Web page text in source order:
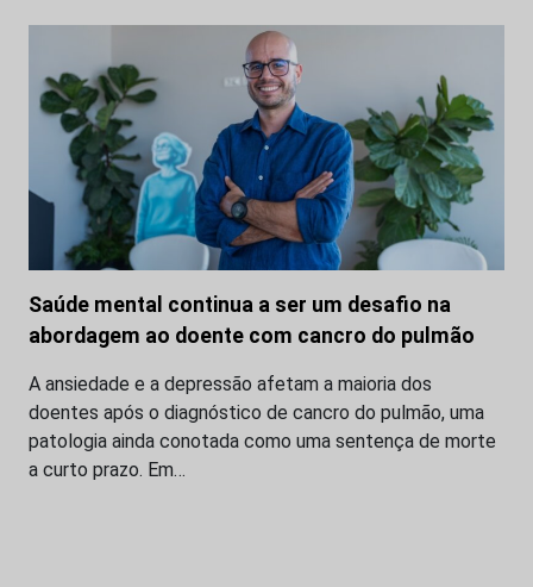
Saúde mental continua a ser um desafio na
abordagem ao doente com cancro do pulmão
A ansiedade e a depressão afetam a maioria dos
doentes após o diagnóstico de cancro do pulmão, uma
patologia ainda conotada como uma sentença de morte
a curto prazo. Em…